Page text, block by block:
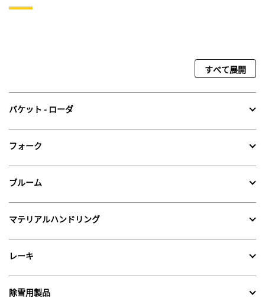
すべて展開
バケット - ローダ
フォーク
ブルーム
マテリアルハンドリング
レーキ
除雪用製品